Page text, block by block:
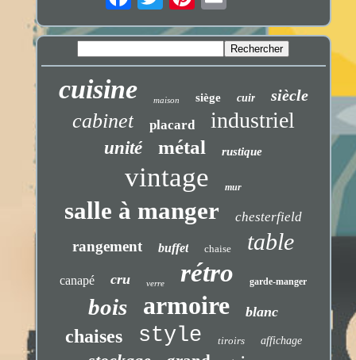
cuisine maison siège cuir siècle
cabinet placard industriel
unité métal rustique
vintage mur
salle à manger chesterfield
rangement buffet chaise table
canapé cru verre rétro garde-manger
bois armoire blanc
chaises style tiroirs affichage